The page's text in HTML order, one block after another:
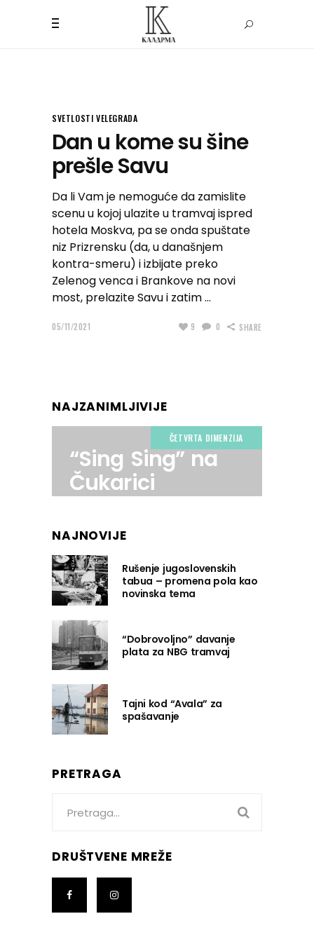
SVETLOSTI VELEGRADA
Dan u kome su šine
prešle Savu
Da li Vam je nemoguće da zamislite
scenu u kojoj ulazite u tramvaj ispred
hotela Moskva, pa se onda spuštate
niz Prizrensku (da, u današnjem
kontra-smeru) i izbijate preko
Zelenog venca i Brankove na novi
most, prelazite Savu i zatim
05/11/2021 9 0 SHARE
NAJZANIMLJIVIJE
ČETVRTA DIMENZIJA
“Sing Sing” na
Čukarici
NAJNOVIJE
Rušenje jugoslovenskih
tabua – promena pola kao
novinska tema
“Dobrovoljno” davanje
plata za NBG tramvaj
Tajni kod “Avala” za
spašavanje
PRETRAGA
DRUŠTVENE MREŽE